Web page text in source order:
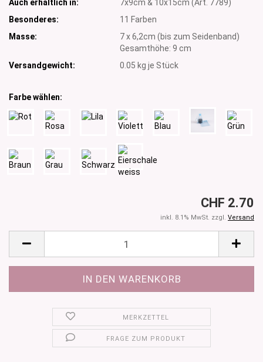
Auch erhältlich in:
7x9cm & 10x15cm (Art. 7789)
Besonderes:
11 Farben
Masse:
7 x 6,2cm (bis zum Seidenband)
Gesamthöhe: 9 cm
Versandgewicht:
0.05 kg je Stück
Farbe wählen:
CHF 2.70
inkl. 8.1% MwSt. zzgl. Versand
MERKZETTEL
FRAGE ZUM PRODUKT